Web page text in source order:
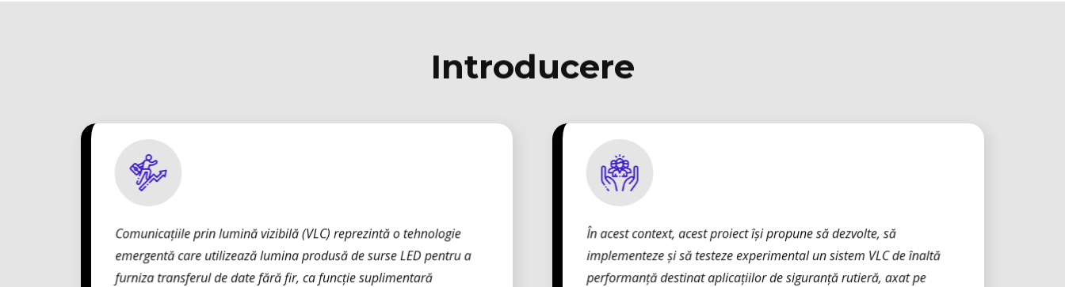
Introducere
Comunicațiile prin lumină vizibilă (VLC) reprezintă o tehnologie
emergentă care utilizează lumina produsă de surse LED pentru a
furniza transferul de date fără fir, ca funcție suplimentară
În acest context, acest proiect își propune să dezvolte, să
implementeze și să testeze experimental un sistem VLC de înaltă
performanță destinat aplicațiilor de siguranță rutieră, axat pe